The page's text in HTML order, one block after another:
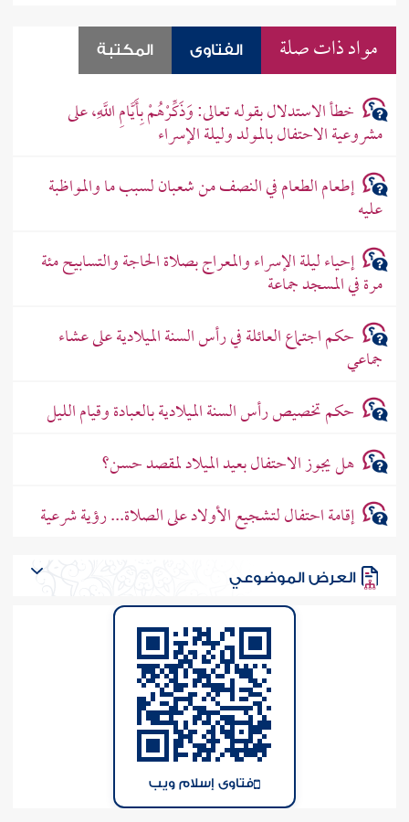
مواد ذات صلة الفتاوى المكتبة
خطأ الاستدلال بقوله تعالى: وَذَكِّرْهُمْ بِأَيَّامِ اللَّهِ، على
مشروعية الاحتفال بالمولد وليلة الإسراء
إطعام الطعام في النصف من شعبان لسبب ما والمواظبة
عليه
إحياء ليلة الإسراء والمعراج بصلاة الحاجة والتسابيح مئة
مرة في المسجد جماعة
حكم اجتماع العائلة في رأس السنة الميلادية على عشاء
جماعي
حكم تخصيص رأس السنة الميلادية بالعبادة وقيام الليل
هل يجوز الاحتفال بعيد الميلاد لمقصد حسن؟
إقامة احتفال لتشجيع الأولاد على الصلاة... رؤية شرعية
العرض الموضوعي
فتاوى إسلام ويب